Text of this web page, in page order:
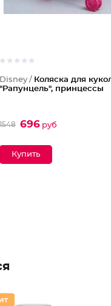
Disney / Коляска для
"Рапунцель", принцессы
696руб